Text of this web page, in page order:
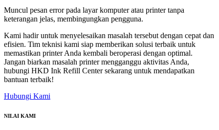
Muncul pesan error pada layar komputer atau printer tanpa
keterangan jelas, membingungkan pengguna.
Kami hadir untuk menyelesaikan masalah tersebut dengan cepat dan
efisien. Tim teknisi kami siap memberikan solusi terbaik untuk
memastikan printer Anda kembali beroperasi dengan optimal.
Jangan biarkan masalah printer mengganggu aktivitas Anda,
hubungi HKD Ink Refill Center sekarang untuk mendapatkan
bantuan terbaik!
Hubungi Kami
NILAI KAMI